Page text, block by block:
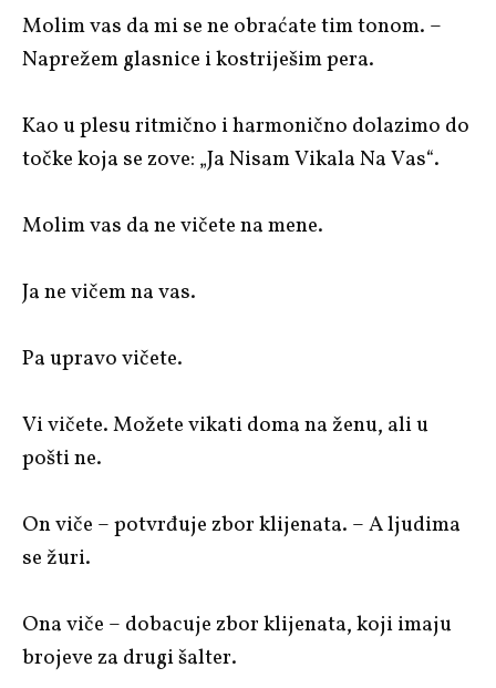
Molim vas da mi se ne obraćate tim tonom. –
Naprežem glasnice i kostriješim pera.
Kao u plesu ritmično i harmonično dolazimo do
točke koja se zove: „Ja Nisam Vikala Na Vas“.
Molim vas da ne vičete na mene.
Ja ne vičem na vas.
Pa upravo vičete.
Vi vičete. Možete vikati doma na ženu, ali u
pošti ne.
On viče – potvrđuje zbor klijenata. – A ljudima
se žuri.
Ona viče – dobacuje zbor klijenata, koji imaju
brojeve za drugi šalter.